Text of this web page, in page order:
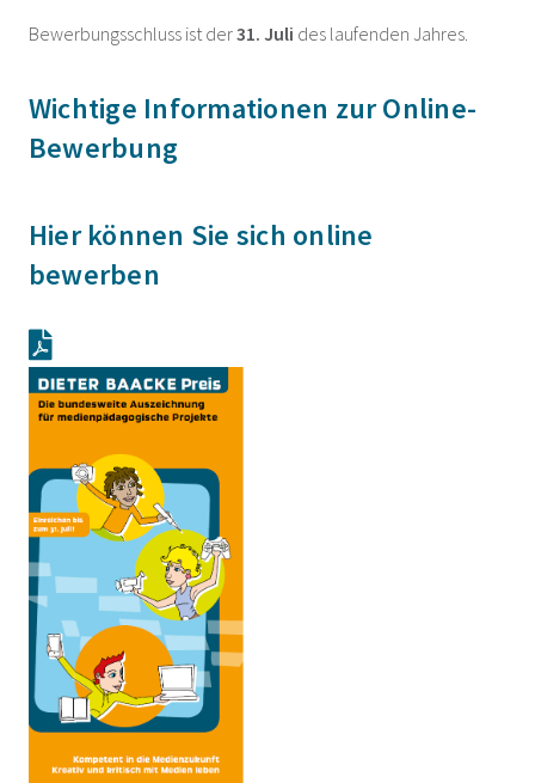
Bewerbungsschluss ist der31. Juli des laufenden Jahres.
Wichtige Informationen zur Online-
Bewerbung
Hier können Sie sich online
bewerben